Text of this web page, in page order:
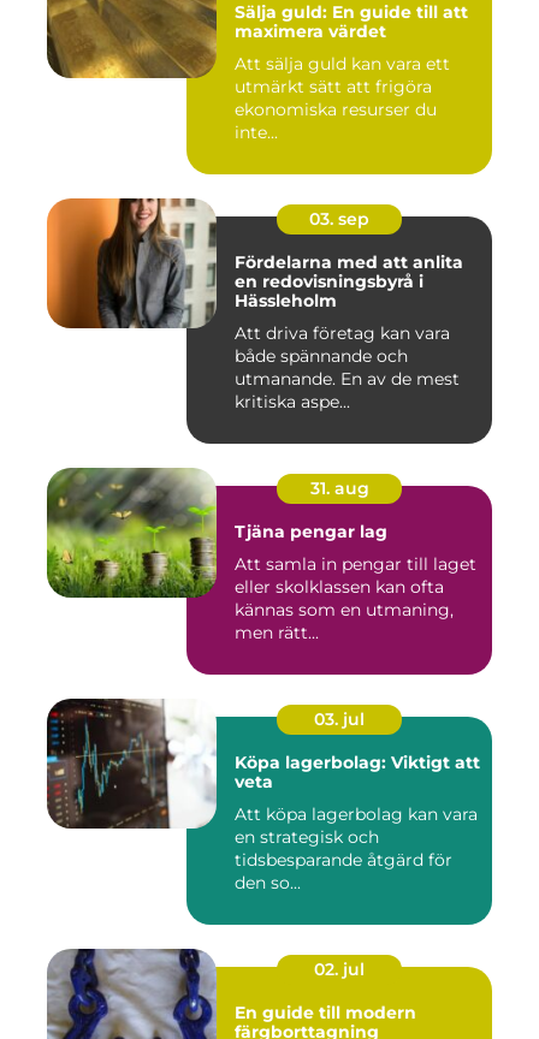
Sälja guld: En guide till att
maximera värdet
Att sälja guld kan vara ett
utmärkt sätt att frigöra
ekonomiska resurser du
inte...
03. sep
Fördelarna med att anlita
en redovisningsbyrå i
Hässleholm
Att driva företag kan vara
både spännande och
utmanande. En av de mest
kritiska aspe...
31. aug
Tjäna pengar lag
Att samla in pengar till laget
eller skolklassen kan ofta
kännas som en utmaning,
men rätt...
03. jul
Köpa lagerbolag: Viktigt att
veta
Att köpa lagerbolag kan vara
en strategisk och
tidsbesparande åtgärd för
den so...
02. jul
En guide till modern
färgborttagning